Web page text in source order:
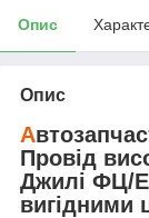
Опис
Опис
А
Провід
Джилі ФЦ/
вигідними